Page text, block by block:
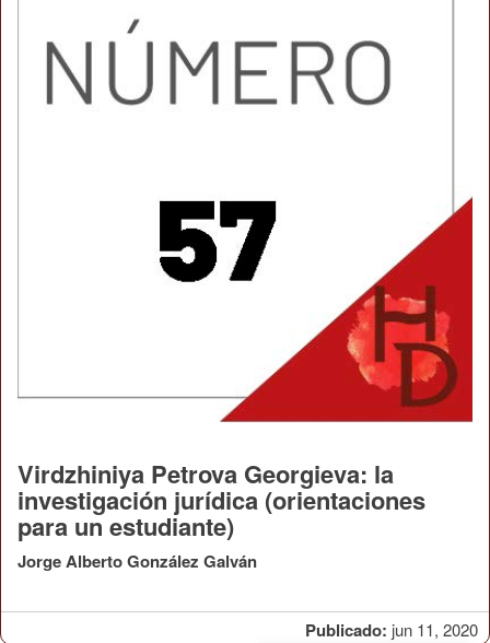
Publicado: jun 11, 2020
Virdzhiniya Petrova Georgieva: la
investigación jurídica (orientaciones
para un estudiante)
Jorge Alberto González Galván